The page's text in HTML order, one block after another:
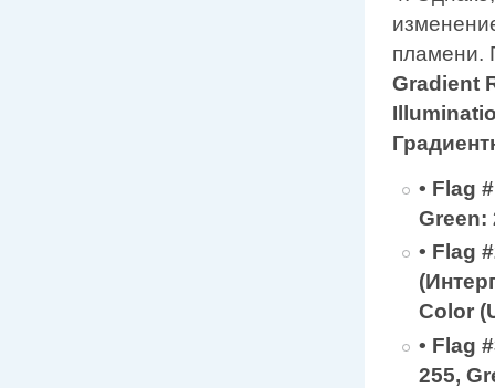
пламени.
Gradient
• Flag
Green:
• Flag
Color
• Flag
255,